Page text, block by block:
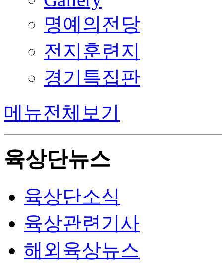
명예의전당
전지훈련지
경기특집판
메뉴전체보기
육상단뉴스
육상단소식
육상관련기사
해외육상뉴스